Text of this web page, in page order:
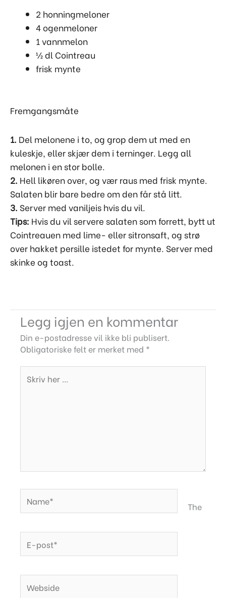
2 honningmeloner
4 ogenmeloner
1 vannmelon
½ dl Cointreau
frisk mynte
Fremgangsmåte
1. Del melonene i to, og grop dem ut med en
kuleskje, eller skjær dem i terninger. Legg all
melonen i en stor bolle.
2. Hell likøren over, og vær raus med frisk mynte.
Salaten blir bare bedre om den får stå litt.
3. Server med vaniljeis hvis du vil.
Tips: Hvis du vil servere salaten som forrett, bytt ut
Cointreauen med lime- eller sitronsaft, og strø
over hakket persille istedet for mynte. Server med
skinke og toast.
Legg igjen en kommentar
Din e-postadresse vil ikke bli publisert.
Obligatoriske felt er merket med *
her
post*
The